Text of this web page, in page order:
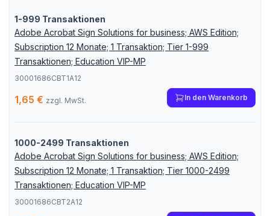
1-999 Transaktionen
Adobe Acrobat Sign Solutions for business; AWS Edition;
Subscription 12 Monate; 1 Transaktion; Tier 1-999
Transaktionen; Education VIP-MP
30001686CBT1A12
1,65 € zzgl. MwSt. In den Warenkorb
1000-2499 Transaktionen
Adobe Acrobat Sign Solutions for business; AWS Edition;
Subscription 12 Monate; 1 Transaktion; Tier 1000-2499
Transaktionen; Education VIP-MP
30001686CBT2A12